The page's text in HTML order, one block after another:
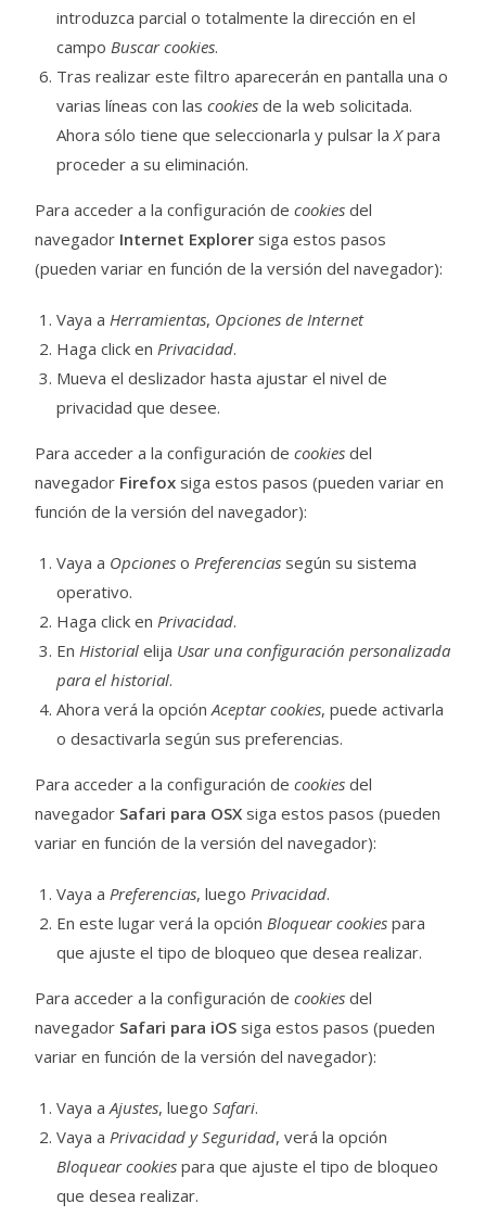
introduzca parcial o totalmente la dirección en el
campoBuscar cookies.
Tras realizar este filtro aparecerán en pantalla una o
varias líneas con lascookies de la web solicitada.
Ahora sólo tiene que seleccionarla y pulsar laXpara
proceder a su eliminación.
Para acceder a la configuración decookies del
navegador Internet Explorer siga estos pasos
(pueden variar en función de la versión del navegador):
Vaya aHerramientas, Opciones de Internet
Haga click enPrivacidad.
Mueva el deslizador hasta ajustar el nivel de
privacidad que desee.
Para acceder a la configuración decookies del
navegador Firefox siga estos pasos (pueden variar en
función de la versión del navegador):
Vaya a Opciones oPreferencias según su sistema
operativo.
Haga click enPrivacidad.
EnHistorial elija Usar una configuración personalizada
para el historial.
Ahora verá la opciónAceptar cookies, puede activarla
o desactivarla según sus preferencias.
Para acceder a la configuración decookies del
navegador Safari para OSX siga estos pasos (pueden
variar en función de la versión del navegador):
Vaya aPreferencias, luegoPrivacidad.
En este lugar verá la opciónBloquear cookies para
que ajuste el tipo de bloqueo que desea realizar.
Para acceder a la configuración decookies del
navegador Safari para iOS siga estos pasos (pueden
variar en función de la versión del navegador):
Vaya aAjustes, luegoSafari.
Vaya aPrivacidad y Seguridad, verá la opción
Bloquear cookies para que ajuste el tipo de bloqueo
que desea realizar.